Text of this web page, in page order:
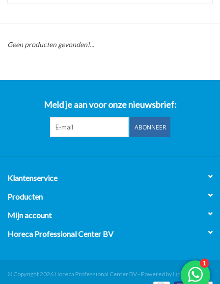
Over ons
Geen producten gevonden!...
Meld je aan voor onze nieuwsbrief:
ABONNEER
Klantenservice
Producten
Mijn account
Horeca Professional Center BV
© Copyright 2026 Horeca Professional Center BV - Powered by Lightspeed